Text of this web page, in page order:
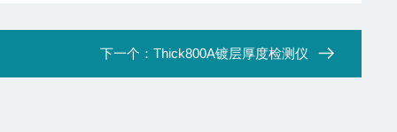
下一个： Thick800A镀层厚度检测仪